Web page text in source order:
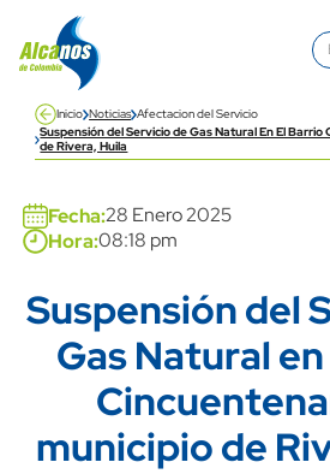
Pasar al contenido principal
Inicio Noticias Afectacion del Servicio
Suspensión del Servicio de Gas Natural En El
de Rivera, Huila
Fecha:28 Enero 2025
Hora:08:18 pm
Title
Suspensión del
Gas Natural
municipio de